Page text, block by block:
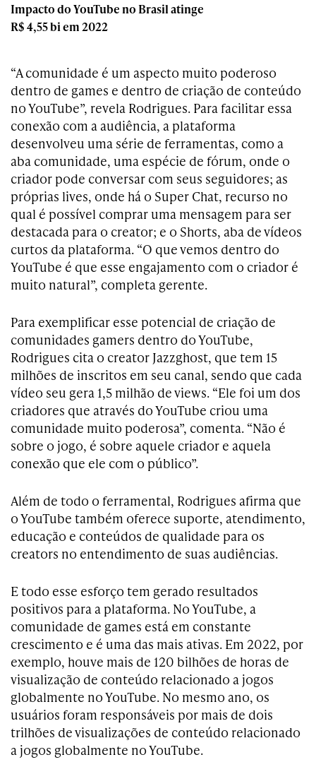
Impacto do YouTube no Brasil atinge
R$ 4,55 bi em 2022
“A comunidade é um aspecto muito poderoso
dentro de games e dentro de criação de conteúdo
no YouTube”, revela Rodrigues. Para facilitar essa
conexão com a audiência, a plataforma
desenvolveu uma série de ferramentas, como a
aba comunidade, uma espécie de fórum, onde o
criador pode conversar com seus seguidores; as
próprias lives, onde há o Super Chat, recurso no
qual é possível comprar uma mensagem para ser
destacada para o creator; e o Shorts, aba de vídeos
curtos da plataforma. “O que vemos dentro do
YouTube é que esse engajamento com o criador é
muito natural”, completa gerente.
Para exemplificar esse potencial de criação de
comunidades gamers dentro do YouTube,
Rodrigues cita o creator Jazzghost, que tem 15
milhões de inscritos em seu canal, sendo que cada
vídeo seu gera 1,5 milhão de views. “Ele foi um dos
criadores que através do YouTube criou uma
comunidade muito poderosa”, comenta. “Não é
sobre o jogo, é sobre aquele criador e aquela
conexão que ele com o público”.
Além de todo o ferramental, Rodrigues afirma que
o YouTube também oferece suporte, atendimento,
educação e conteúdos de qualidade para os
creators no entendimento de suas audiências.
E todo esse esforço tem gerado resultados
positivos para a plataforma. No YouTube, a
comunidade de games está em constante
crescimento e é uma das mais ativas. Em 2022, por
exemplo, houve mais de 120 bilhões de horas de
visualização de conteúdo relacionado a jogos
globalmente no YouTube. No mesmo ano, os
usuários foram responsáveis por mais de dois
trilhões de visualizações de conteúdo relacionado
a jogos globalmente no YouTube.